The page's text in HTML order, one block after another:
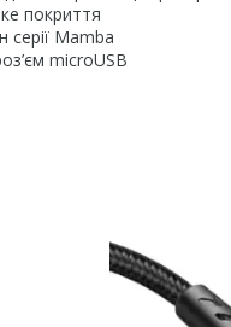
покриття
серії Mamba
microUSB